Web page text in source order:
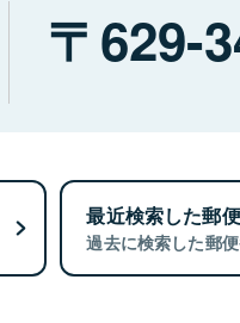
629-
最近検索した郵
過去に検索した郵